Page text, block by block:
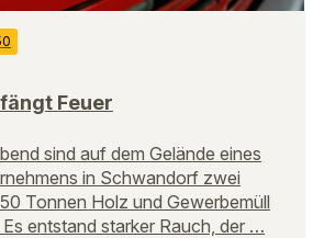
Feuer
sind auf dem Gelände eines
in Schwandorf zwei
Tonnen Holz und Gewerbemüll
entstand starker Rauch, der …